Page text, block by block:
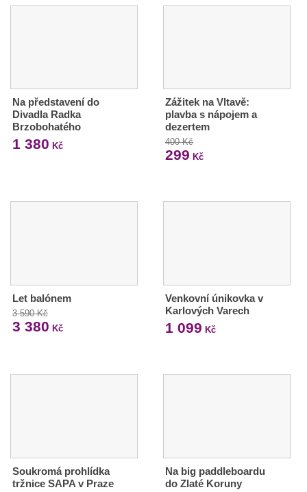
Na představení do
Divadla Radka
Brzobohatého
1 380 Kč
Zážitek na Vltavě:
plavba s nápojem a
dezertem
400 Kč
299 Kč
Let balónem
3 590 Kč
3 380 Kč
Venkovní únikovka v
Karlových Varech
1 099 Kč
Soukromá prohlídka
tržnice SAPA v Praze
Na big paddleboardu
do Zlaté Koruny